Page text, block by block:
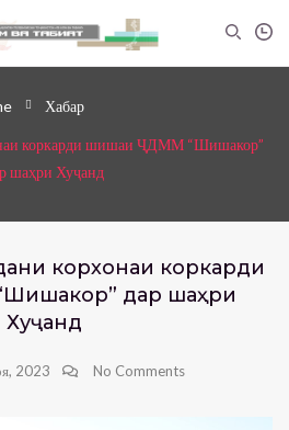
Хабар
коркарди шишаи ҶДММ “Шишакор”
шаҳри Хуҷанд
корхонаи коркарди
дар шаҳри
Хуҷанд
2023 No Comments